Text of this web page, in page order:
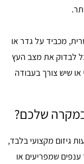
מכביד על גדר או
לבדוק את מצב העץ
שיש צורך בעבודה
שלכם?
גיזום מקצועי בלבד,
שמפריעים או